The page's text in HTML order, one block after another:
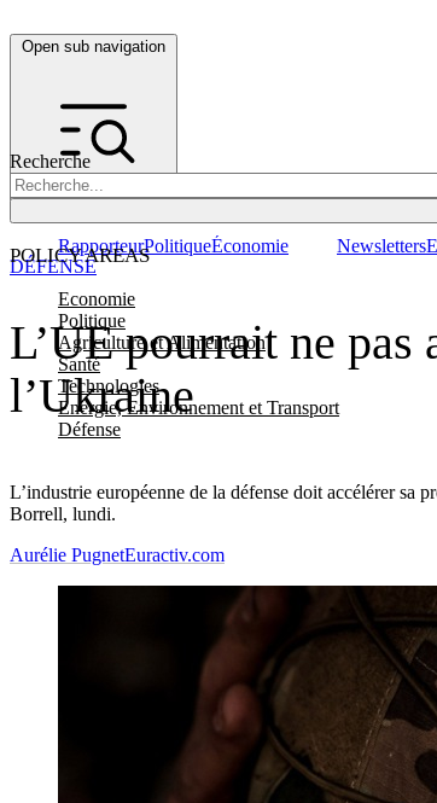
Open sub navigation
Recherche
POLICY AREAS
Economie
Politique
Agriculture et Alimentation
Santé
Technologies
Energie, Environnement et Transport
Défense
RapporteurPolitiqueÉconomie Newsletters
L’UE pourrait ne
l’Ukraine
L’industrie européenne de la défense doit accélérer sa
Borrell, lundi.
DÉFENSE
Aurélie PugnetEuractiv.com